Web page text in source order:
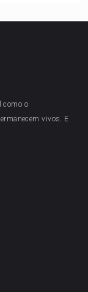
como o
vivos. E